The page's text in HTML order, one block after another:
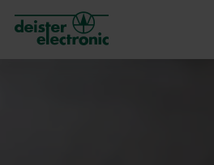
deister